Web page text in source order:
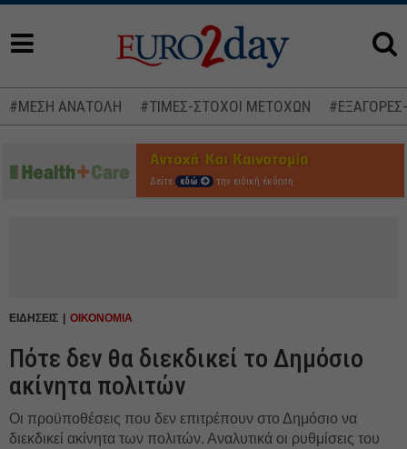
#ΜΕΣΗ ΑΝΑΤΟΛΗ #ΤΙΜΕΣ-ΣΤΟΧΟΙ ΜΕΤΟΧΩΝ
Δείτε εδώ την ειδική έκδοση
ΕΙΔΗΣΕΙΣ ΟΙΚΟΝΟΜΙΑ
Πότε δεν θα διεκδικεί το Δημόσιο
ακίνητα πολιτών
Οι προϋποθέσεις που δεν επιτρέπουν στο Δημόσιο να
διεκδικεί ακίνητα των πολιτών. Αναλυτικά οι ρυθμίσεις του